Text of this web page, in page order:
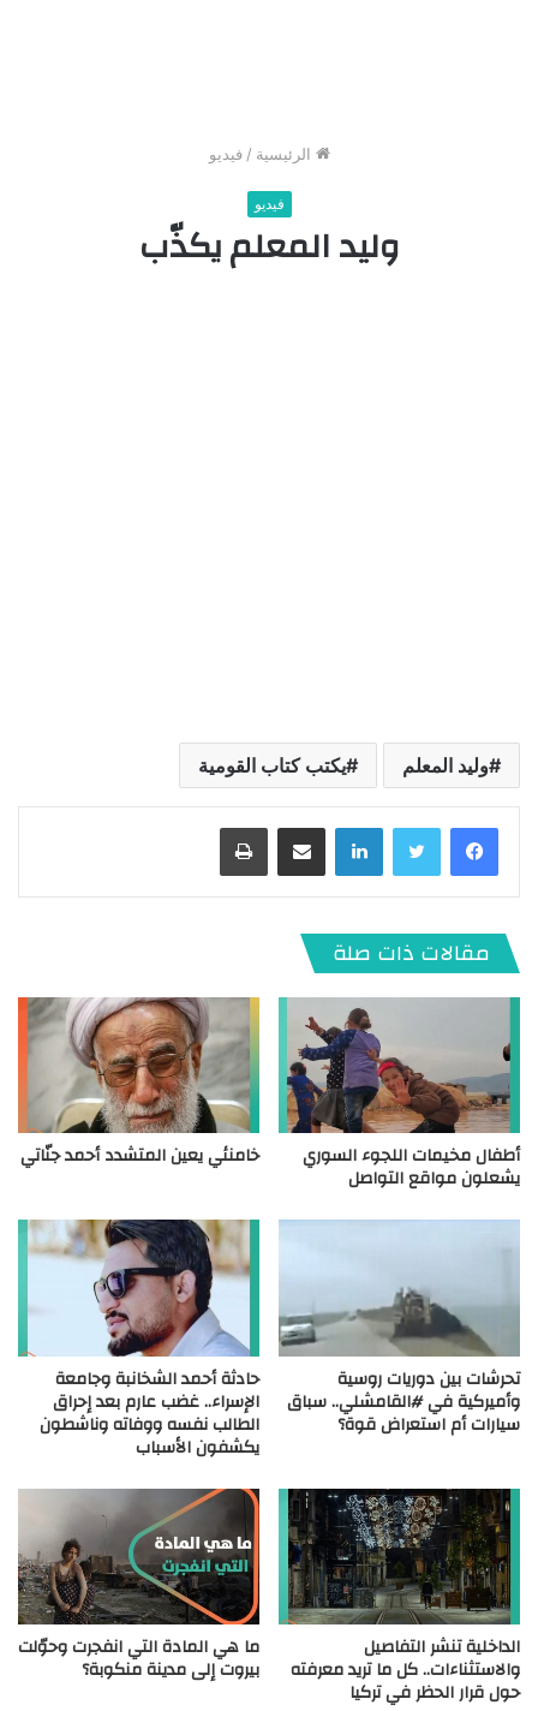
الرئيسية / فيديو
فيديو
وليد المعلم يكذّب
وليد المعلم يكتب كتاب القومية
لينكدإن
مقالات ذات صلة
أطفال مخيمات اللجوء السوري
يشعلون مواقع التواصل
خامنئي يعين المتشدد أحمد جنّاتي
تحرشات بين دوريات روسية
وأميركية في #القامشلي.. سباق
سيارات أم استعراض قوة؟
حادثة أحمد الشخانبة وجامعة
الإسراء.. غضب عارم بعد إحراق
الطالب نفسه ووفاته وناشطون
يكشفون الأسباب
الداخلية تنشر التفاصيل
والاستثناءات.. كل ما تريد معرفته
حول قرار الحظر في تركيا
ما هي المادة التي انفجرت وحوّلت
بيروت إلى مدينة منكوبة؟